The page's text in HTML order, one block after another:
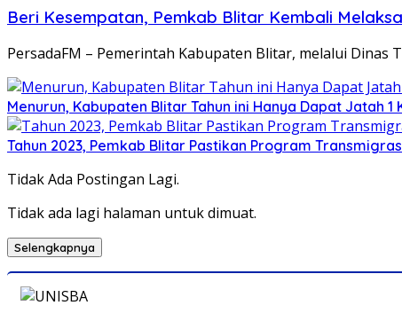
Beri Kesempatan, Pemkab Blitar Kembali
PersadaFM – Pemerintah Kabupaten Blitar, melalui
Menurun, Kabupaten Blitar Tahun ini Hanya Dapat Jatah
Tahun 2023, Pemkab Blitar Pastikan Program
Tidak Ada Postingan Lagi.
Tidak ada lagi halaman untuk dimuat.
Selengkapnya